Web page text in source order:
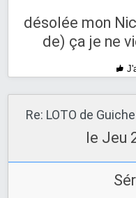
désolée mon
de) ça je ne
le Jeu